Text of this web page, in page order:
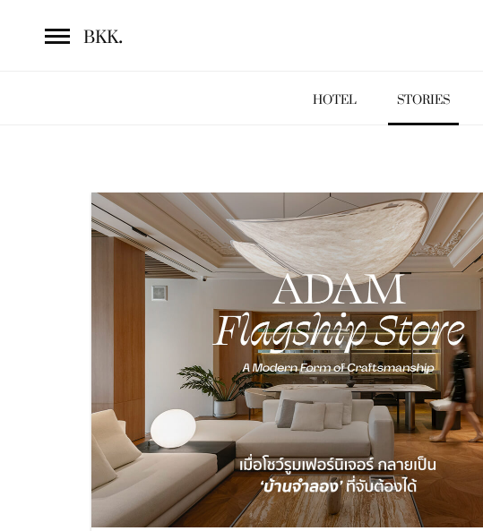
BKK.
HOTEL STORIES